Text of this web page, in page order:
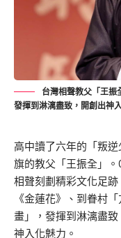
台灣相聲教父「王振
發揮到淋漓盡致，開創出神
高中讀了六年的「叛
旗的教父「王振全」
相聲刻劃精彩文化足
《金蓮花》、到眷村
畫」，發揮到淋漓盡
神入化魅力。